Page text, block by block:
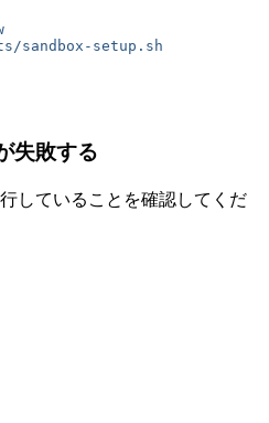
sandbox-setup.sh
失敗する
していることを確認してくだ